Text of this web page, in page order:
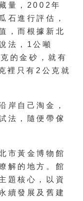
量，2002年
石進行評估，
，而根據新北
法，1公噸
的金砂，就有
裡只有2公克就
岸自己淘金，
法，隨便帶傢
市黃金博物館
解的地方。館
題核心，以資
續發展及舊建